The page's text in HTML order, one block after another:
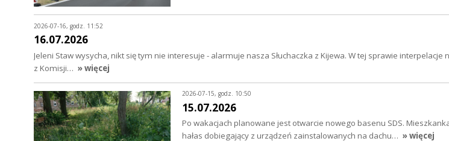
2026-07-16, godz. 11:52
16.07.2026
Jeleni Staw wysycha, nikt się tym nie interesuje - alarmuje nasza Słuchaczka z Kijewa. W tej sprawie interpelacje
z Komisji… » więcej
2026-07-15, godz. 10:50
15.07.2026
Po wakacjach planowane jest otwarcie nowego basenu SDS.
hałas dobiegający z urządzeń zainstalowanych na dachu… » więcej